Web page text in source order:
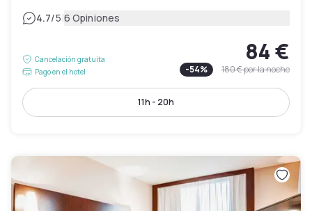
4.7/5|6 Opiniones
Cancelación gratuita
Pago en el hotel
84 €
-54% 180 €por la noche
11h - 20h